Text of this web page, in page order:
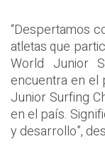
“Despertamos
atletas que
World Junior
encuentra en el
Junior Surfing
en el país.
y desarrollo”,